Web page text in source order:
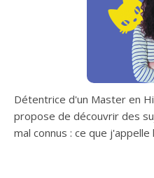
Détentrice d'un Master en
propose de découvrir des
mal connus : ce que